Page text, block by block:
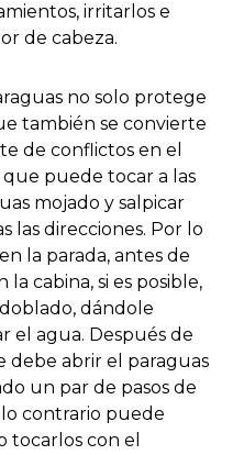
irritarlos e
de cabeza.
no solo protege
también se convierte
de conflictos en el
puede tocar a las
mojado y salpicar
las direcciones. Por lo
la parada, antes de
cabina, si es posible,
dándole
el agua. Después de
debe abrir el paraguas
un par de pasos de
lo contrario puede
tocarlos con el